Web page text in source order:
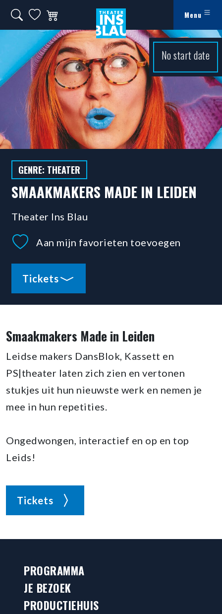
Ga naar hoofdinhoud
Zoeken op website
Mijn favorieten
Winkelwagen Menu
Theater Ins Blau - Theater in Leiden
GENRE: THEATER
SMAAKMAKERS MADE IN LEIDEN
Theater Ins Blau
Aan mijn favorieten toevoegen
Tickets
No start date
Smaakmakers Made in Leiden
Leidse makers DansBlok, Kassett en
PS|theater laten zich zien en vertonen
stukjes uit hun nieuwste werk en nemen je
mee in hun repetities.
Ongedwongen, interactief en op en top
Leids!
Tickets
PROGRAMMA
JE BEZOEK
PRODUCTIEHUIS